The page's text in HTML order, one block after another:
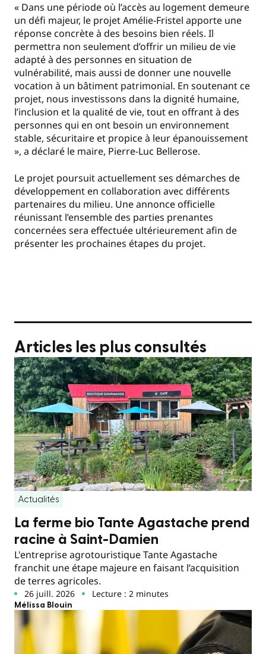
« Dans une période où l’accès au logement demeure
un défi majeur, le projet Amélie-Fristel apporte une
réponse concrète à des besoins bien réels. Il
permettra non seulement d’offrir un milieu de vie
adapté à des personnes en situation de
vulnérabilité, mais aussi de donner une nouvelle
vocation à un bâtiment patrimonial. En soutenant ce
projet, nous investissons dans la dignité humaine,
l’inclusion et la qualité de vie, tout en offrant à des
personnes qui en ont besoin un environnement
stable, sécuritaire et propice à leur épanouissement
», a déclaré le maire, Pierre-Luc Bellerose.
Le projet poursuit actuellement ses démarches de
développement en collaboration avec différents
partenaires du milieu. Une annonce officielle
réunissant l’ensemble des parties prenantes
concernées sera effectuée ultérieurement afin de
présenter les prochaines étapes du projet.
Articles les plus consultés
Actualités
La ferme bio Tante Agastache prend
racine à Saint-Damien
L'entreprise agrotouristique Tante Agastache
franchit une étape majeure en faisant l’acquisition
de terres agricoles.
26 juill. 2026 Lecture : 2 minutes
Mélissa Blouin